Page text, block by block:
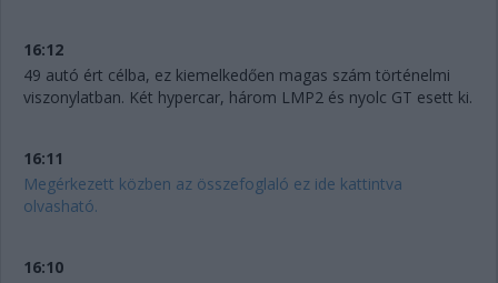
16:12
49 autó ért célba, ez kiemelkedően magas szám történelmi
viszonylatban. Két hypercar, három LMP2 és nyolc GT esett ki.
16:11
Megérkezett közben az összefoglaló ez ide kattintva
olvasható.
16:10